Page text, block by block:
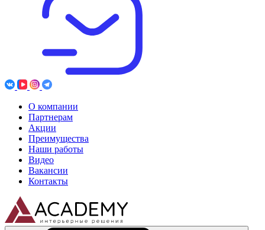
О компании
Партнерам
Акции
Преимущества
Наши работы
Видео
Вакансии
Контакты